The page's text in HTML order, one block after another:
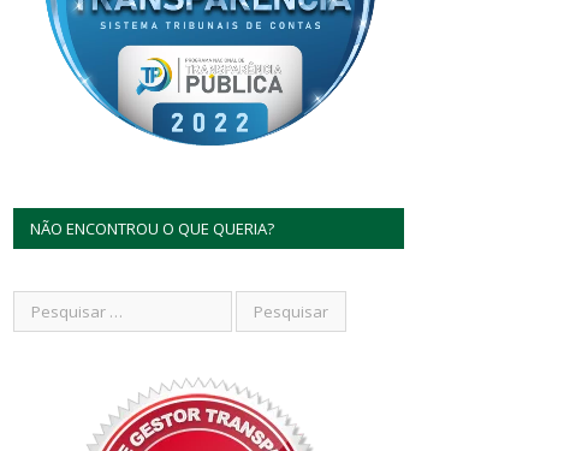
NÃO ENCONTROU O QUE QUERIA?